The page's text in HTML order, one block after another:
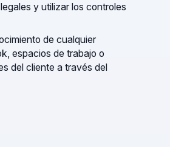
y utilizar los controles
de cualquier
espacios de trabajo o
del cliente a través del